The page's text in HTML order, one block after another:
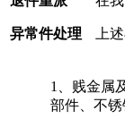
异常件处理 上
1、贱金属
部件、不